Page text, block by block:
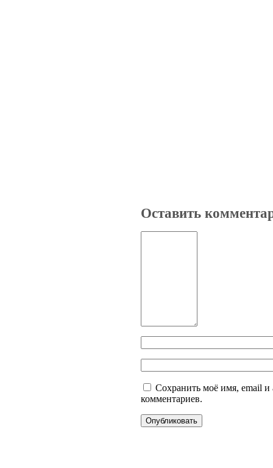
Оставить
Сохранить моё имя, email и
комментариев.